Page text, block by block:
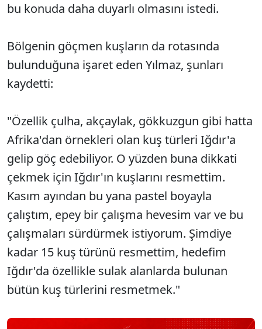
bu konuda daha duyarlı olmasını istedi.
Bölgenin göçmen kuşların da rotasında
bulunduğuna işaret eden Yılmaz, şunları
kaydetti:
"Özellik çulha, akçaylak, gökkuzgun gibi hatta
Afrika'dan örnekleri olan kuş türleri Iğdır'a
gelip göç edebiliyor. O yüzden buna dikkati
çekmek için Iğdır'ın kuşlarını resmettim.
Kasım ayından bu yana pastel boyayla
çalıştım, epey bir çalışma hevesim var ve bu
çalışmaları sürdürmek istiyorum. Şimdiye
kadar 15 kuş türünü resmettim, hedefim
Iğdır'da özellikle sulak alanlarda bulunan
bütün kuş türlerini resmetmek."